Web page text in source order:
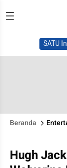
SATU
Beranda
Hugh